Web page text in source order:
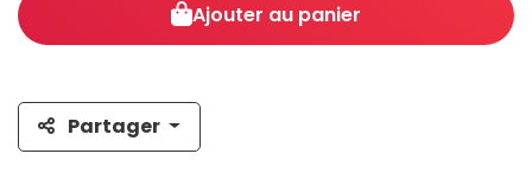
Ajouter au panier
Partager